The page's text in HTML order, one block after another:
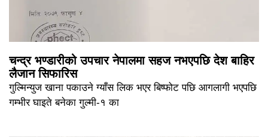
चन्द्र भण्डारीको उपचार नेपालमा सहज नभएपछि देश बाहिर
लैजान सिफारिस
गुल्मिन्युज खाना पकाउने ग्याँस लिक भएर बिष्फोट पछि आगलागी भएपछि
गम्भीर घाइते बनेका गुल्मी-१ का